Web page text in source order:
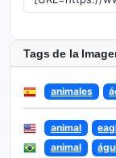
Tags de la
animales
animal
animal